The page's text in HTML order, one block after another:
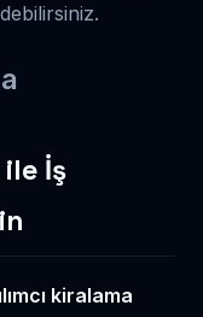
ile İş
kiralama